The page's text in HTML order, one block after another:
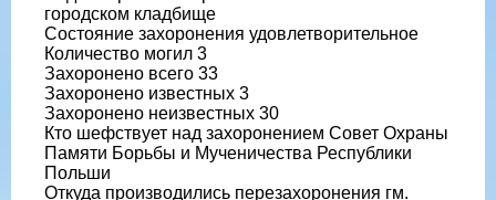
городском кладбище
Состояние захоронения удовлетворительное
Количество могил 3
Захоронено всего 33
Захоронено известных 3
Захоронено неизвестных 30
Кто шефствует над захоронением Совет Охраны
Памяти Борьбы и Мученичества Республики
Польши
Откуда производились перезахоронения гм.